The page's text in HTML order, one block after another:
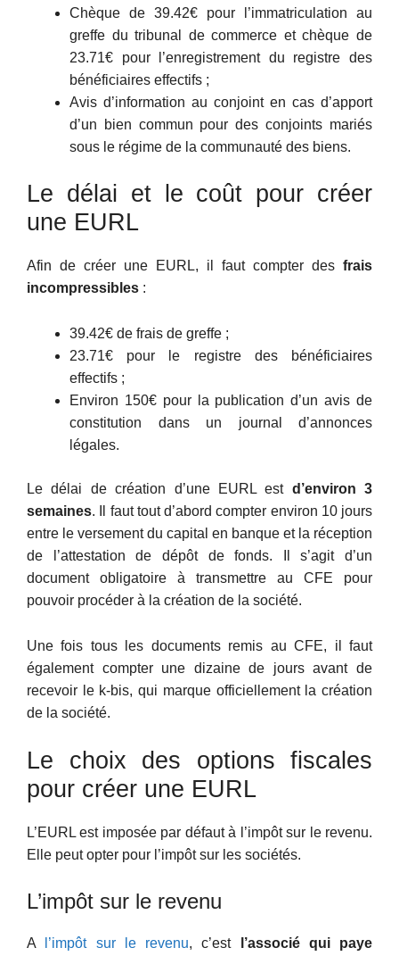
Chèque de 39.42€ pour l’immatriculation au
greffe du tribunal de commerce et chèque de
23.71€ pour l’enregistrement du registre des
bénéficiaires effectifs ;
Avis d’information au conjoint en cas d’apport
d’un bien commun pour des conjoints mariés
sous le régime de la communauté des biens.
Le délai et le coût pour créer
une EURL
Afin de créer une EURL, il faut compter des frais
incompressibles :
39.42€ de frais de greffe ;
23.71€ pour le registre des bénéficiaires
effectifs ;
Environ 150€ pour la publication d’un avis de
constitution dans un journal d’annonces
légales.
Le délai de création d’une EURL est d’environ 3
semaines. Il faut tout d’abord compter environ 10 jours
entre le versement du capital en banque et la réception
de l’attestation de dépôt de fonds. Il s’agit d’un
document obligatoire à transmettre au CFE pour
pouvoir procéder à la création de la société.
Une fois tous les documents remis au CFE, il faut
également compter une dizaine de jours avant de
recevoir le k-bis, qui marque officiellement la création
de la société.
Le choix des options fiscales
pour créer une EURL
L’EURL est imposée par défaut à l’impôt sur le revenu.
Elle peut opter pour l’impôt sur les sociétés.
L’impôt sur le revenu
A l’impôt sur le revenu, c’est
l’associé qui paye